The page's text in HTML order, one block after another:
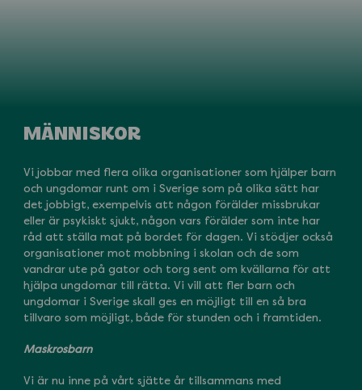
MÄNNISKOR
Vi jobbar med flera olika organisationer som hjälper barn
och ungdomar runt om i Sverige som på olika sätt har
det jobbigt, exempelvis att någon förälder missbrukar
eller är psykiskt sjukt, någon vars förälder som inte har
råd att ställa mat på bordet för dagen. Vi stödjer också
organisationer mot mobbning i skolan och de som
vandrar ute på gator och torg sent om kvällarna för att
hjälpa ungdomar till rätta. Vi vill att fler barn och
ungdomar i Sverige skall ges en möjligt till en så bra
tillvaro som möjligt, både för stunden och i framtiden.
Maskrosbarn
Vi är nu inne på vårt sjätte år tillsammans med